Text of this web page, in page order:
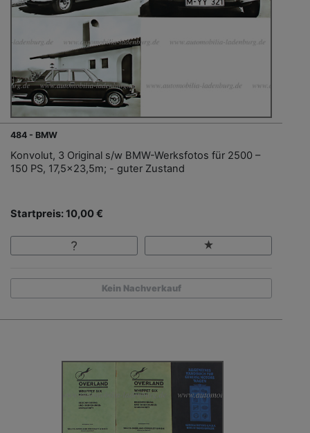
484 - BMW
Konvolut, 3 Original s/w BMW-Werksfotos für 2500 –
150 PS, 17,5x23,5m; - guter Zustand
Startpreis: 10,00 €
Kein Nachverkauf